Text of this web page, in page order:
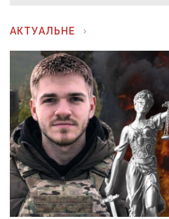
АКТУАЛЬНЕ